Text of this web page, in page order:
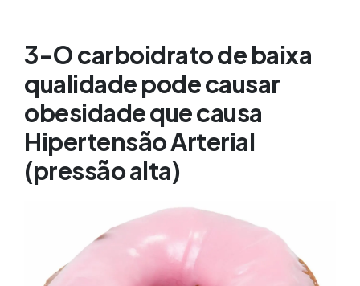
3-O carboidrato de baixa
qualidade pode causar
obesidade que causa
Hipertensão Arterial
(pressão alta)